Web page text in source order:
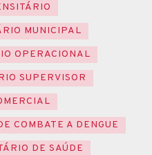
MUNICIPAL
OPERACIONAL
SUPERVISOR
COMBATE A DENGUE
DE SAÚDE